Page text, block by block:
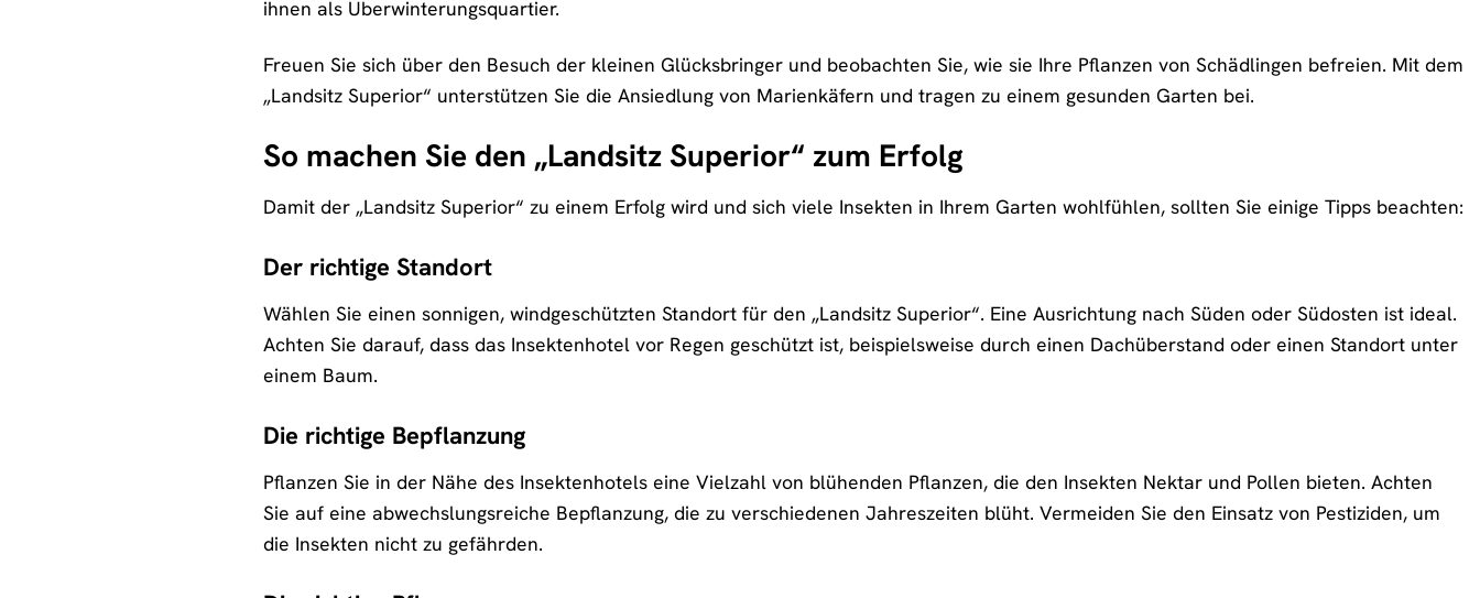
ihnen als Überwinterungsquartier.
Freuen Sie sich über den Besuch der kleinen Glücksbringer und beobachten Sie, wie sie Ihre Pflanzen von Schädlingen befreien. Mit dem
„Landsitz Superior“ unterstützen Sie die Ansiedlung von Marienkäfern und tragen zu einem gesunden Garten bei.
So machen Sie den „Landsitz Superior“ zum Erfolg
Damit der „Landsitz Superior“ zu einem Erfolg wird und sich viele Insekten in Ihrem Garten wohlfühlen, sollten Sie einige Tipps beachten:
Der richtige Standort
Wählen Sie einen sonnigen, windgeschützten Standort für den „Landsitz Superior“. Eine Ausrichtung nach Süden oder Südosten ist ideal.
Achten Sie darauf, dass das Insektenhotel vor Regen geschützt ist, beispielsweise durch einen Dachüberstand oder einen Standort unter
einem Baum.
Die richtige Bepflanzung
Pflanzen Sie in der Nähe des Insektenhotels eine Vielzahl von blühenden Pflanzen, die den Insekten Nektar und Pollen bieten. Achten
Sie auf eine abwechslungsreiche Bepflanzung, die zu verschiedenen Jahreszeiten blüht. Vermeiden Sie den Einsatz von Pestiziden, um
die Insekten nicht zu gefährden.